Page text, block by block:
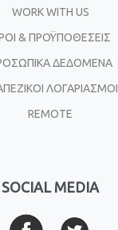
WORK WITH US
& ΠΡΟΫΠΟΘΕΣΕΙΣ
ΔΕΔΟΜΕΝΑ
ΛΟΓΑΡΙΑΣΜΟΙ
REMOTE
SOCIAL MEDIA